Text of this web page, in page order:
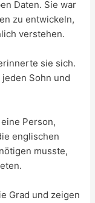
Daten. Sie war
zu entwickeln,
verstehen.
sie sich.
Sohn und
Person,
englischen
musste,
Grad und zeigen